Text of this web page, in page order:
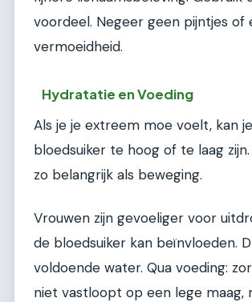
voordeel. Negeer geen pijntjes of
vermoeidheid.
Hydratatie en Voeding
Als je je extreem moe voelt, kan je
bloedsuiker te hoog of te laag
zo belangrijk als beweging.
Vrouwen zijn gevoeliger voor
de bloedsuiker kan beïnvloeden.
voldoende water. Qua voeding:
niet vastloopt op een lege maag,